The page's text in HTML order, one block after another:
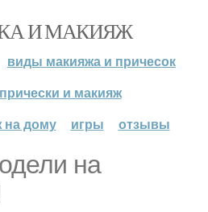
И МАКИЯЖ
виды макияжа и причесок
и макияж
на дому
игры отзывы
на